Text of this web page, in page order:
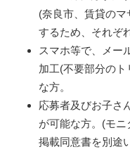
(奈良市、賃貸のマ
するため、それぞ
スマホ等で、メー
加工(不要部分の
な方。
応募者及びお子さ
が可能な方。(モ
掲載同意書を別途